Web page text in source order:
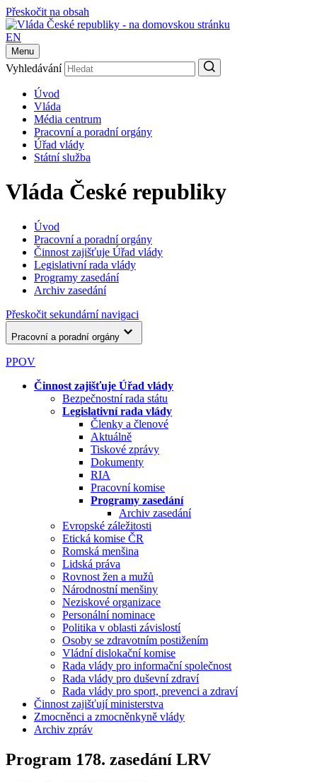
Přeskočit na obsah
EN
Menu
Vyhledávání
Úvod
Vláda
Média centrum
Pracovní a poradní orgány
Úřad vlády
Státní služba
Vláda České republiky
Úvod
Pracovní a poradní orgány
Činnost zajišťuje Úřad vlády
Legislativní rada vlády
Programy zasedání
Archiv zasedání
Přeskočit sekundární navigaci
Pracovní a poradní orgány
PPOV
Činnost zajišťuje Úřad vlády
Bezpečnostní rada státu
Legislativní rada vlády
Členky a členové
Aktuálně
Tiskové zprávy
Dokumenty
RIA
Pracovní komise
Programy zasedání
Archiv zasedání
Evropské záležitosti
Etická komise ČR
Romská menšina
Lidská práva
Rovnost žen a mužů
Národnostní menšiny
Neziskové organizace
Personální nominace
Politika v oblasti závislostí
Osoby se zdravotním postižením
Vládní dislokační komise
Rada vlády pro informační společnost
Rada vlády pro duševní zdraví
Rada vlády pro sport, prevenci a zdraví
Činnost zajišťují ministerstva
Zmocněnci a zmocněnkyně vlády
Archiv zpráv
Program 178. zasedání LRV